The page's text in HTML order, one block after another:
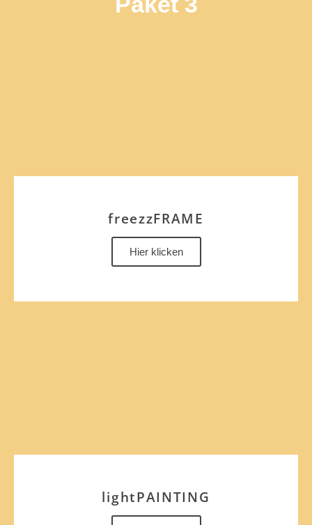
freezzFRAME
Hier klicken
lightPAINTING